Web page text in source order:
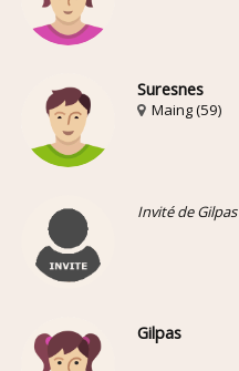
Suresnes
Maing (59)
Invité de Gilpas
Gilpas